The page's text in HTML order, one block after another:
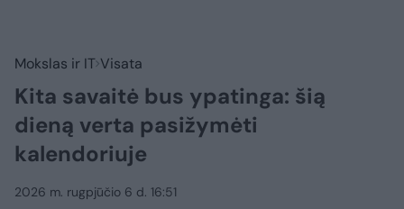
Mokslas ir IT Visata
Kita savaitė bus ypatinga: šią
dieną verta pasižymėti
kalendoriuje
2026 m. rugpjūčio 6 d. 16:51